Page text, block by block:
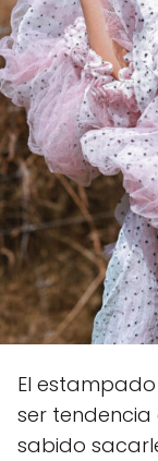
El
ser
sabido